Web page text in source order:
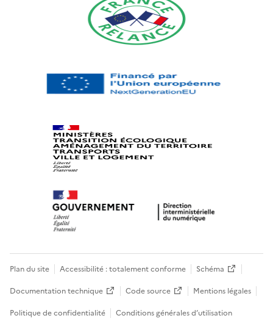
Plan du site Accessibilité : totalement conforme
Schéma
Documentation technique
Code source
Mentions légales
Politique de confidentialité
Conditions générales d’utilisation